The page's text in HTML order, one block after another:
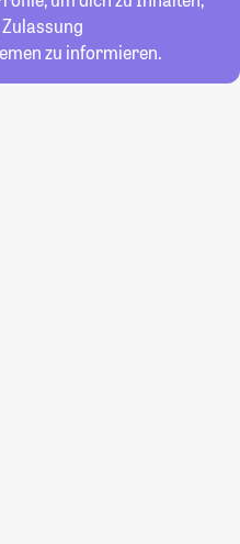
zu informieren.